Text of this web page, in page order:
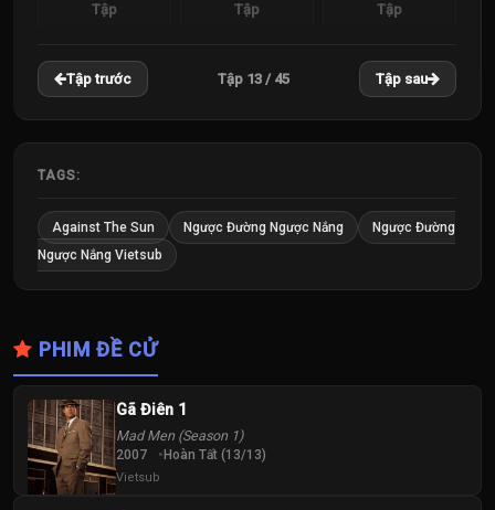
Tập
Tập
Tập
22
Tập
Tập
24
Tập
25
26
27
28
Tập
29
Tập
Tập
34
Tập
37
Tập
38
Tập trước Tập 13 / 45 Tập sau
TAGS:
Against The Sun Ngược Đường Ngược Nắng
Ngược Đường
Ngược Nắng Vietsub
PHIM ĐỀ CỬ
Gã Điên 1
Mad Men (Season 1)
2007 Hoàn Tất (13/13)
Vietsub